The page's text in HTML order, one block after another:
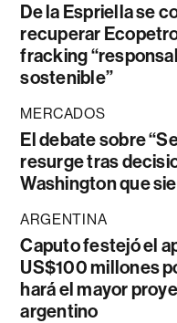
De la Espriella se
recuperar
fracking
sostenible”
MERCADOS
El debate sobre
resurge tras
Washington que
ARGENTINA
Caputo festejó el
US$100 millones
hará el mayor
argentino